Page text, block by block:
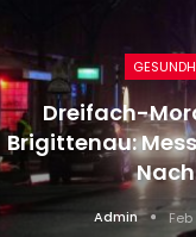
Monster
Künstler